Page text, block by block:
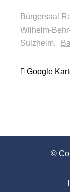
Bürgersaal
Wilhelm-
Sulzheim,
Google
©